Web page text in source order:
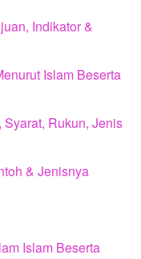
Indikator &
Islam Beserta
Rukun, Jenis
& Jenisnya
Islam Beserta